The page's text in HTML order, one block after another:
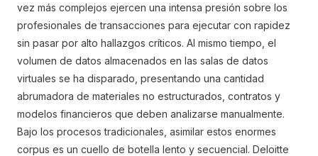
vez más complejos ejercen una intensa presión sobre los
profesionales de transacciones para ejecutar con rapidez
sin pasar por alto hallazgos críticos. Al mismo tiempo, el
volumen de datos almacenados en las salas de datos
virtuales se ha disparado, presentando una cantidad
abrumadora de materiales no estructurados, contratos y
modelos financieros que deben analizarse manualmente.
Bajo los procesos tradicionales, asimilar estos enormes
corpus es un cuello de botella lento y secuencial. Deloitte